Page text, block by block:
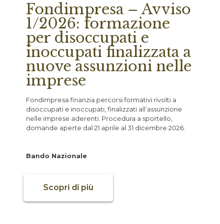
Fondimpresa – Avviso
1/2026: formazione
per disoccupati e
inoccupati finalizzata a
nuove assunzioni nelle
imprese
Fondimpresa finanzia percorsi formativi rivolti a
disoccupati e inoccupati, finalizzati all’assunzione
nelle imprese aderenti. Procedura a sportello,
domande aperte dal 21 aprile al 31 dicembre 2026.
Bando Nazionale
Scopri di più